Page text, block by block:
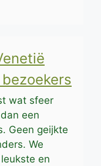
wat sfeer
een
Geen geijkte
We
en